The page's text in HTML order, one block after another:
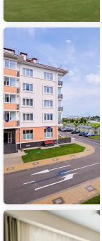
Пансионат
Sigma
Sirius
Курортный
отель